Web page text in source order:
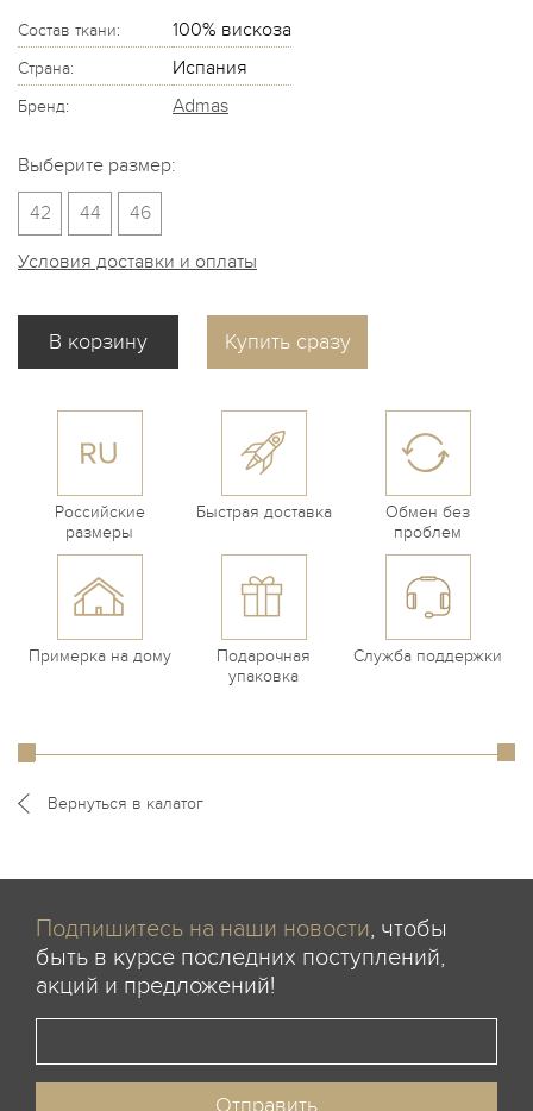
Состав ткани: 100% вискоза
Страна: Испания
Бренд: Admas
Выберите размер:
42
44 46
Условия доставки и оплаты
Купить сразу
Российские
размеры
Быстрая доставка
Обмен без
проблем
Примерка на дому
Подарочная
упаковка
Служба поддержки
Вернуться в калатог
Подпишитесь на наши новости, чтобы
быть в курсе последних поступлений,
акций и предложений!